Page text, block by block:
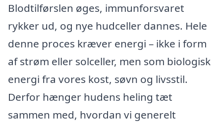
Blodtilførslen øges, immunforsvaret
rykker ud, og nye hudceller dannes. Hele
denne proces kræver energi – ikke i form
af strøm eller solceller, men som biologisk
energi fra vores kost, søvn og livsstil.
Derfor hænger hudens heling tæt
sammen med, hvordan vi generelt